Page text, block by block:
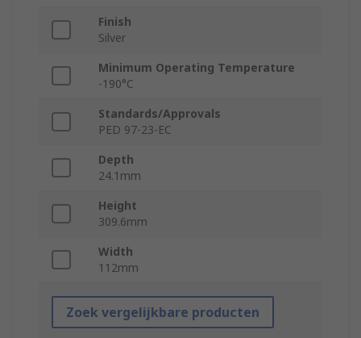
Finish
Silver
Minimum Operating Temperature
-190°C
Standards/Approvals
PED 97-23-EC
Depth
24.1mm
Height
309.6mm
Width
112mm
Zoek vergelijkbare producten